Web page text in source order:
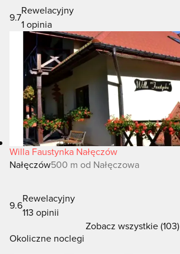
9.7
Rewelacyjny
1 opinia
Willa Faustynka Nałęczów
Nałęczów500 m od Nałęczowa
9.6
Rewelacyjny
113 opinii
Zobacz wszystkie (103)
Okoliczne noclegi